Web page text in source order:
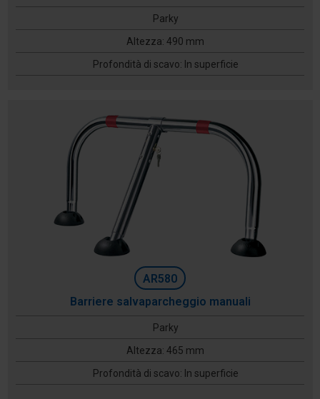
Parky
Altezza: 490 mm
Profondità di scavo: In superficie
AR580
Barriere salvaparcheggio manuali
Parky
Altezza: 465 mm
Profondità di scavo: In superficie